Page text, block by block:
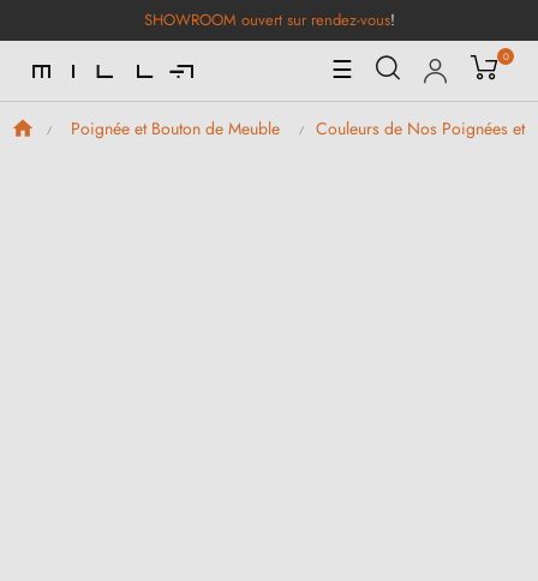
SHOWROOM ouvert sur rendez-vous!
Basculer
la
navigation
☰ 0
Poignée et Bouton de Meuble Couleurs de Nos Poignées et